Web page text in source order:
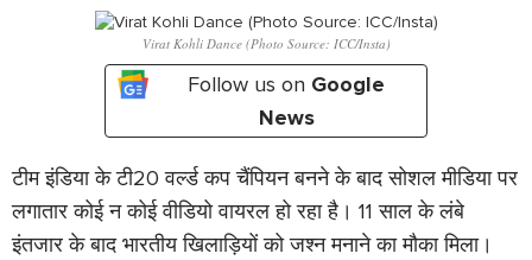
Virat Kohli Dance (Photo Source: ICC/Insta)
Follow us on Google
News
टीम इंडिया के टी20 वर्ल्ड कप चैंपियन बनने के बाद सोशल मीडिया पर
लगातार कोई न कोई वीडियो वायरल हो रहा है। 11 साल के लंबे
इंतजार के बाद भारतीय खिलाड़ियों को जश्न मनाने का मौका मिला।